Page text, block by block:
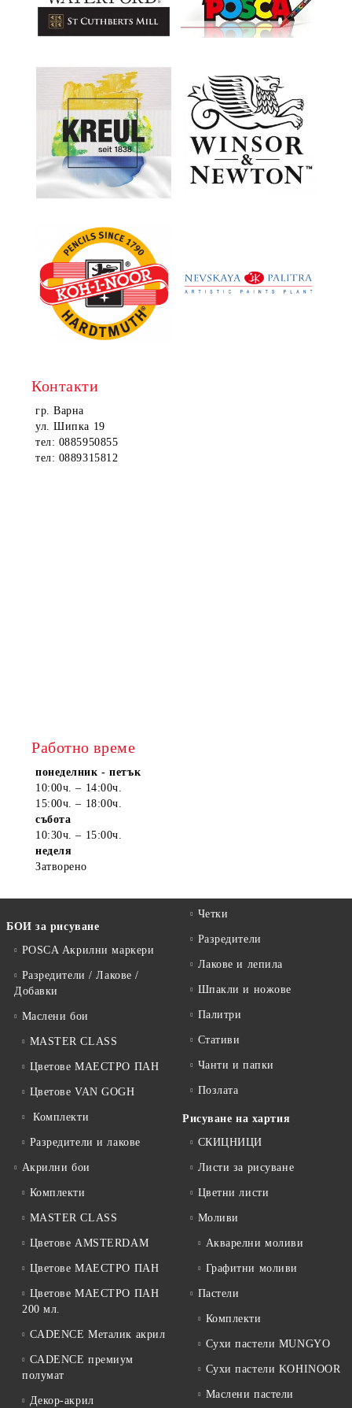
Контакти
гр. Варна
ул. Шипка 19
тел: 0885950855
тел: 0889315812
Работно време
понеделник - петък
10:00ч. – 14:00ч.
15:00ч. – 18:00ч.
събота
10:30ч. – 15:00ч.
неделя
Затворено
БОИ за рисуване
POSCA Акрилни маркери
Разредители / Лакове /
Добавки
Маслени бои
MASTER CLASS
Цветове МАЕСТРО ПАН
Цветове VAN GOGH
Комплекти
Разредители и лакове
Акрилни бои
Комплекти
MASTER CLASS
Цветове AMSTERDAM
Цветове МАЕСТРО ПАН
Цветове МАЕСТРО ПАН
200 мл.
CADENCE Металик акрил
CADENCE премиум
полумат
Декор-акрил
Четки
Разредители
Лакове и лепила
Шпакли и ножове
Палитри
Стативи
Чанти и папки
Позлата
Рисуване на хартия
СКИЦНИЦИ
Листи за рисуване
Цветни листи
Моливи
Акварелни моливи
Графитни моливи
Пастели
Комплекти
Сухи пастели MUNGYO
Сухи пастели KOHINOOR
Маслени пастели